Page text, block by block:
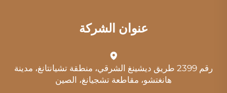
عنوان الشركة
رقم 2399 طريق ديشينغ الشرقي، منطقة تشيانتانغ، مدينة
هانغتشو، مقاطعة تشجيانغ، الصين